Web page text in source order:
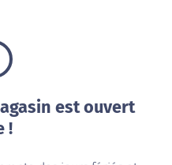
est ouvert
!